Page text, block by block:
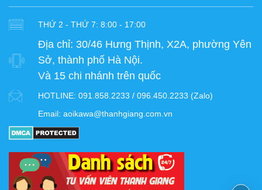
THỨ 2 - THỨ 7: 8:00 - 17:00
Địa chỉ: 30/46 Hưng Thịnh, X2A, phường Yên
Sở, thành phố Hà Nội.
Và 15 chi nhánh trên quốc
HOTLINE: 091.858.2233 / 096.450.2233 (Zalo)
Email: aoikawa@thanhgiang.com.vn